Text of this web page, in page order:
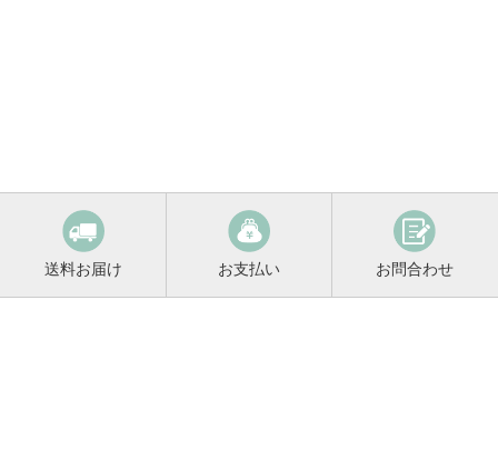
送料お届け お支払い お問合わせ